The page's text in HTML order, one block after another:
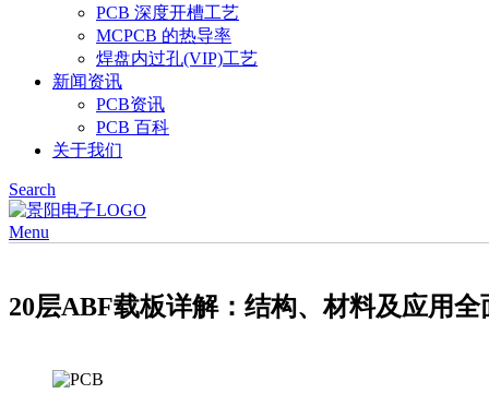
PCB 深度开槽工艺
MCPCB 的热导率
焊盘内过孔(VIP)工艺
新闻资讯
PCB资讯
PCB 百科
关于我们
Search
Menu
20层ABF载板详解：结构、材料及应用全